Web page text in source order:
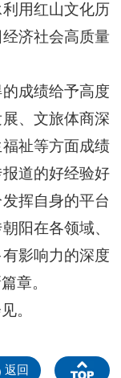
用红山文化历
济社会高质量
成绩给予高度
、文旅体商深
祉等方面成绩
道的好经验好
挥自身的平台
阳在各领域、
影响力的深度
章。
。
返回